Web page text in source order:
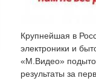
Крупнейшая в
электроники и
«М.Видео»
результаты за